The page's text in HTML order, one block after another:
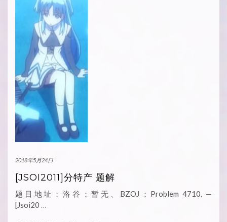
2018年5月24日
[JSOI2011]分特产 题解
题目地址：洛谷：暂无、BZOJ：Problem 4710. —
[Jsoi20 …